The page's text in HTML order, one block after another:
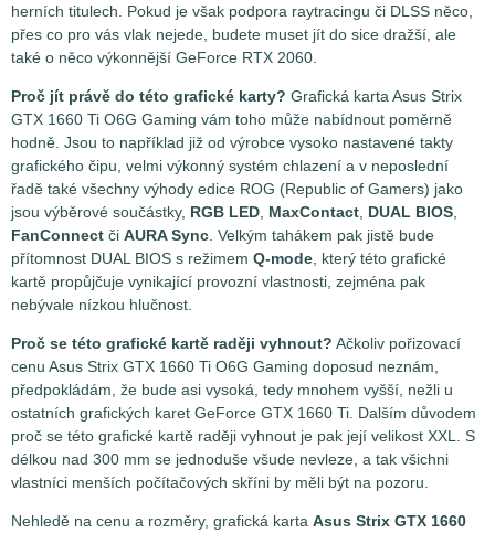
herních titulech. Pokud je však podpora raytracingu či DLSS něco,
přes co pro vás vlak nejede, budete muset jít do sice dražší, ale
také o něco výkonnější GeForce RTX 2060.
Proč jít právě do této grafické karty? Grafická karta Asus Strix
GTX 1660 Ti O6G Gaming vám toho může nabídnout poměrně
hodně. Jsou to například již od výrobce vysoko nastavené takty
grafického čipu, velmi výkonný systém chlazení a v neposlední
řadě také všechny výhody edice ROG (Republic of Gamers) jako
jsou výběrové součástky, RGB LED MaxContact DUAL BIOS
FanConnect či AURA Sync . Velkým tahákem pak jistě bude
přítomnost DUAL BIOS s režimem Q-mode , který této grafické
kartě propůjčuje vynikající provozní vlastnosti, zejména pak
nebývale nízkou hlučnost.
Proč se této grafické kartě raději vyhnout? Ačkoliv pořizovací
cenu Asus Strix GTX 1660 Ti O6G Gaming doposud neznám,
předpokládám, že bude asi vysoká, tedy mnohem vyšší, nežli u
ostatních grafických karet GeForce GTX 1660 Ti. Dalším důvodem
proč se této grafické kartě raději vyhnout je pak její velikost XXL. S
délkou nad 300 mm se jednoduše všude nevleze, a tak všichni
vlastníci menších počítačových skříni by měli být na pozoru.
Nehledě na cenu a rozměry, grafická karta Asus Strix GTX 1660